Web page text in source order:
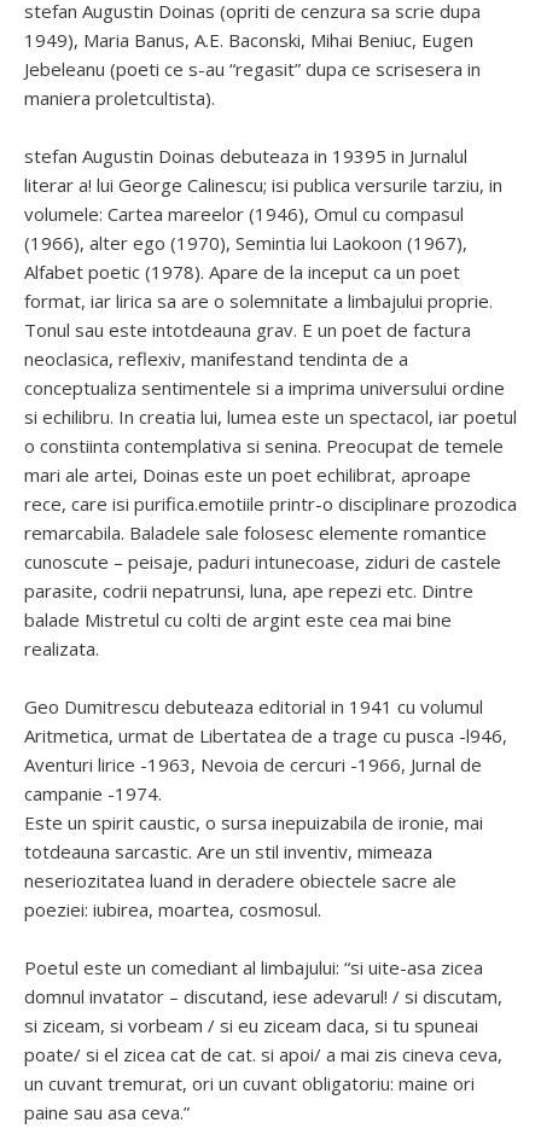
stefan Augustin Doinas (opriti de cenzura sa scrie dupa
1949), Maria Banus, A.E. Baconski, Mihai Beniuc, Eugen
Jebeleanu (poeti ce s-au “regasit” dupa ce scrisesera in
maniera proletcultista).
stefan Augustin Doinas debuteaza in 19395 in Jurnalul
literar a! lui George Calinescu; isi publica versurile tarziu, in
volumele: Cartea mareelor (1946), Omul cu compasul
(1966), alter ego (1970), Semintia lui Laokoon (1967),
Alfabet poetic (1978). Apare de la inceput ca un poet
format, iar lirica sa are o solemnitate a limbajului proprie.
Tonul sau este intotdeauna grav. E un poet de factura
neoclasica, reflexiv, manifestand tendinta de a
conceptualiza sentimentele si a imprima universului ordine
si echilibru. In creatia lui, lumea este un spectacol, iar poetul
o constiinta contemplativa si senina. Preocupat de temele
mari ale artei, Doinas este un poet echilibrat, aproape
rece, care isi purifica.emotiile printr-o disciplinare prozodica
remarcabila. Baladele sale folosesc elemente romantice
cunoscute – peisaje, paduri intunecoase, ziduri de castele
parasite, codrii nepatrunsi, luna, ape repezi etc. Dintre
balade Mistretul cu colti de argint este cea mai bine
realizata.
Geo Dumitrescu debuteaza editorial in 1941 cu volumul
Aritmetica, urmat de Libertatea de a trage cu pusca -l946,
Aventuri lirice -1963, Nevoia de cercuri -1966, Jurnal de
campanie -1974.
Este un spirit caustic, o sursa inepuizabila de ironie, mai
totdeauna sarcastic. Are un stil inventiv, mimeaza
neseriozitatea luand in deradere obiectele sacre ale
poeziei: iubirea, moartea, cosmosul.
Poetul este un comediant al limbajului: “si uite-asa zicea
domnul invatator – discutand, iese adevarul! / si discutam,
si ziceam, si vorbeam / si eu ziceam daca, si tu spuneai
poate/ si el zicea cat de cat. si apoi/ a mai zis cineva ceva,
un cuvant tremurat, ori un cuvant obligatoriu: maine ori
paine sau asa ceva.”